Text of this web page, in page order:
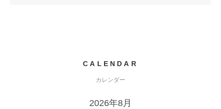
CALENDAR
カレンダー
2026年8月